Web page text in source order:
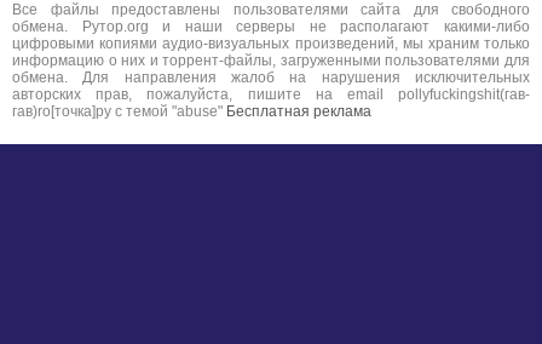
Все файлы предоставлены пользователями сайта для свободного
обмена. Рутор.org и наши серверы не располагают какими-либо
цифровыми копиями аудио-визуальных произведений, мы храним только
информацию о них и торрент-файлы, загруженными пользователями для
обмена. Для направления жалоб на нарушения исключительных
авторских прав, пожалуйста, пишите на email pollyfuckingshit(гав-
гав)ro[точка]ру с темой "abuse" Бесплатная реклама